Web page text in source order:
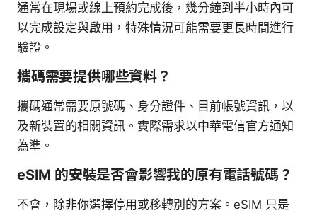
通常在現場或線上預約完成後，幾分鐘到半小時內可
以完成設定與啟用，特殊情況可能需要更長時間進行
驗證。
攜碼需要提供哪些資料？
攜碼通常需要原號碼、身分證件、目前帳號資訊，以
及新裝置的相關資訊。實際需求以中華電信官方通知
為準。
eSIM 的安裝是否會影響我的原有電話號碼？
不會，除非你選擇停用或移轉別的方案。eSIM 只是